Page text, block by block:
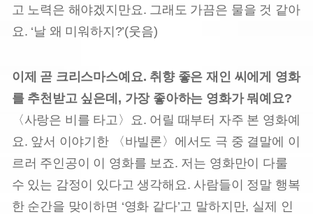
고 노력은 해야겠지만요. 그래도 가끔은 물을 것 같아
요. ‘날 왜 미워하지?’(웃음)
이제 곧 크리스마스예요. 취향 좋은 재인 씨에게 영화
를 추천받고 싶은데, 가장 좋아하는 영화가 뭐예요?
〈사랑은 비를 타고〉요. 어릴 때부터 자주 본 영화예
요. 앞서 이야기한 〈바빌론〉에서도 극 중 결말에 이
르러 주인공이 이 영화를 보죠. 저는 영화만이 다룰
수 있는 감정이 있다고 생각해요. 사람들이 정말 행복
한 순간을 맞이하면 ‘영화 같다’고 말하지만, 실제 인